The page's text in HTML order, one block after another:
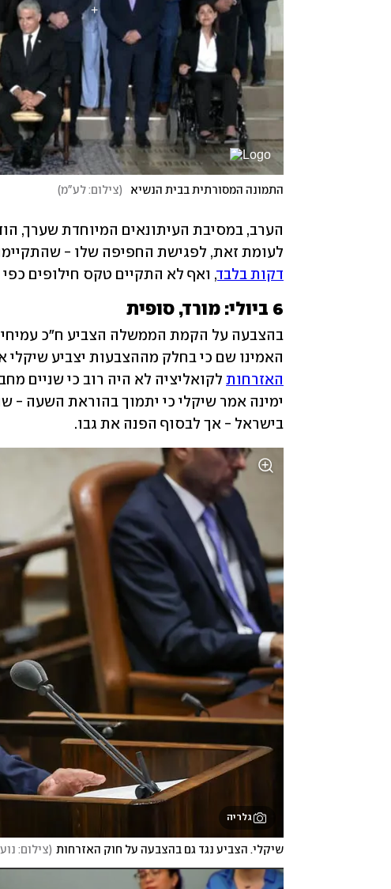
התמונה המסורתית בבית הנשיא (צילום: לע"מ)
לעומת זאת, לפגישת החפיפה שלו -
דקות בלבד, ואף לא התקיים טקס חילופים כפי
6 ביולי: מורד, סופית
האמינו שם כי בחלק מההצבעות יצביע
האזרחות
בישראל - אך לבסוף הפנה את גבו.
גלריה
שיקלי. הצביע נגד גם בהצבעה על חוק האזרחות (צילום: